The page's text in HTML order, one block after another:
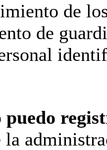
de
de
puedo
la